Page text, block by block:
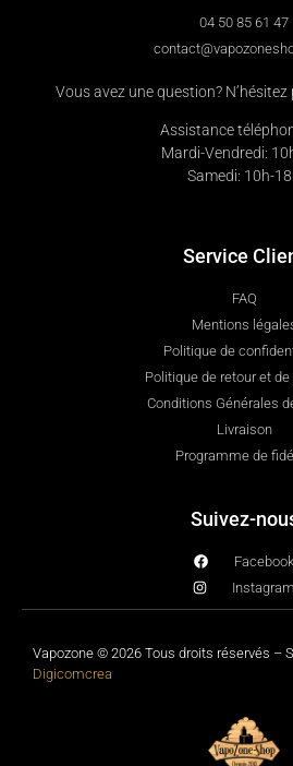
04 50 85 61 47
Vous avez une question?
Assistance
Mardi-Vendredi:
Samedi: 10h-
Service
FAQ
Mentions
Politique de
Politique de retour et
Conditions Générales
Livraison
Programme de
Suivez-
Facebook
Instagram
Vapozone © 2026 Tous droits réservés –
Digicomcrea